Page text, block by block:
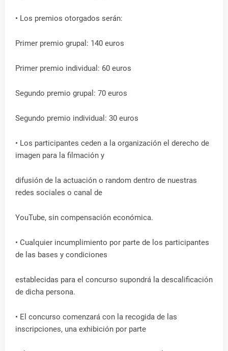
• Los premios otorgados serán:
Primer premio grupal: 140 euros
Primer premio individual: 60 euros
Segundo premio grupal: 70 euros
Segundo premio individual: 30 euros
• Los participantes ceden a la organización el derecho de
imagen para la filmación y
difusión de la actuación o random dentro de nuestras
redes sociales o canal de
YouTube, sin compensación económica.
• Cualquier incumplimiento por parte de los participantes
de las bases y condiciones
establecidas para el concurso supondrá la descalificación
de dicha persona.
• El concurso comenzará con la recogida de las
inscripciones, una exhibición por parte